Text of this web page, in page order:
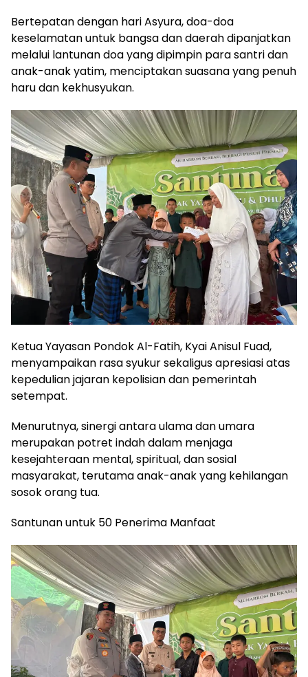
Bertepatan dengan hari Asyura, doa-doa
keselamatan untuk bangsa dan daerah dipanjatkan
melalui lantunan doa yang dipimpin para santri dan
anak-anak yatim, menciptakan suasana yang penuh
haru dan kekhusyukan.
Ketua Yayasan Pondok Al-Fatih, Kyai Anisul Fuad,
menyampaikan rasa syukur sekaligus apresiasi atas
kepedulian jajaran kepolisian dan pemerintah
setempat.
Menurutnya, sinergi antara ulama dan umara
merupakan potret indah dalam menjaga
kesejahteraan mental, spiritual, dan sosial
masyarakat, terutama anak-anak yang kehilangan
sosok orang tua.
Santunan untuk 50 Penerima Manfaat